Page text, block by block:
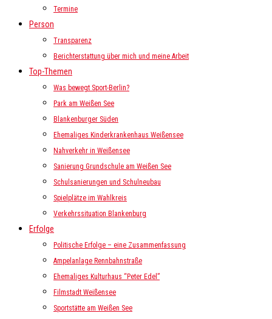
Termine
Person
Transparenz
Berichterstattung über mich und meine Arbeit
Top-Themen
Was bewegt Sport-Berlin?
Park am Weißen See
Blankenburger Süden
Ehemaliges Kinderkrankenhaus Weißensee
Nahverkehr in Weißensee
Sanierung Grundschule am Weißen See
Schulsanierungen und Schulneubau
Spielplätze im Wahlkreis
Verkehrssituation Blankenburg
Erfolge
Politische Erfolge – eine Zusammenfassung
Ampelanlage Rennbahnstraße
Ehemaliges Kulturhaus “Peter Edel”
Filmstadt Weißensee
Sportstätte am Weißen See